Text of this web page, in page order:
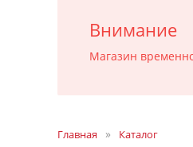
Внимание
Магазин
Главная Каталог